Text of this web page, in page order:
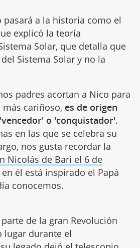
pasará a la historia como el
explicó la teoría
Solar, que detalla que
Sistema Solar y no la
padres acortan a Nico para
cariñoso, es de origen
o 'conquistador'.
en las que se celebra su
nos gusta recordar la
Nicolás de Bari el 6 de
él está inspirado el Papá
conocemos.
de la gran Revolución
lugar durante el